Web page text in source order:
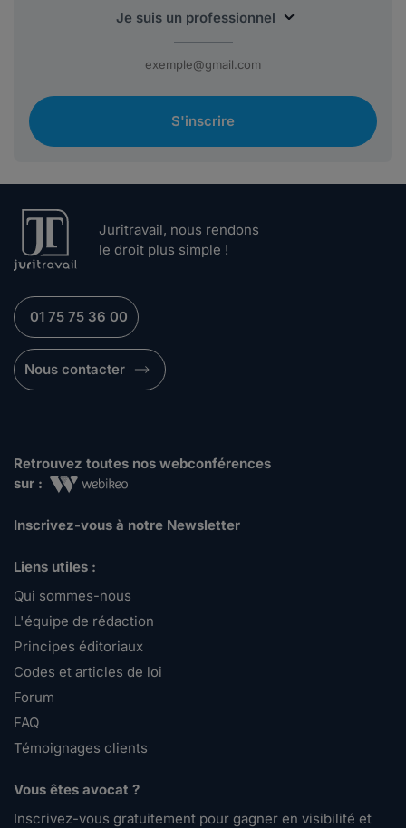
S'inscrire
Juritravail, nous rendons
le droit plus simple !
01 75 75 36 00
Nous contacter
Retrouvez toutes nos webconférences
sur :
Inscrivez-vous à notre Newsletter
Liens utiles :
Qui sommes-nous
L'équipe de rédaction
Principes éditoriaux
Codes et articles de loi
Forum
FAQ
Témoignages clients
Vous êtes avocat ?
Inscrivez-vous gratuitement pour gagner en visibilité et